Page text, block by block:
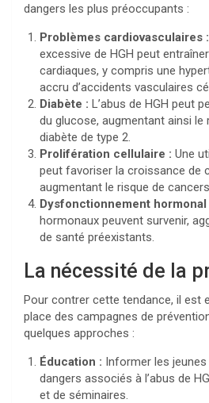
dangers les plus préoccupants :
Problèmes cardiovasculaires :
excessive de HGH peut
cardiaques, y compris une
accru d’accidents vasculaires
Diabète : L’abus de HGH peut
du glucose, augmentant ainsi le
diabète de type 2.
Prolifération cellulaire : Une
peut favoriser la croissance de
augmentant le risque de
Dysfonctionnement hormonal
hormonaux peuvent survenir,
de santé préexistants.
La nécessité de la
Pour contrer cette tendance, il est
place des campagnes de
quelques approches :
Éducation : Informer les
dangers associés à l’abus de
et de séminaires.